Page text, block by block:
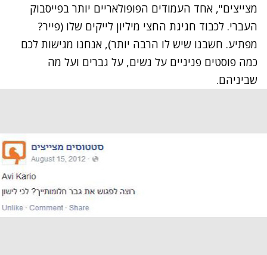
מצייצים", אחד העמודים הפופולאריים יותר בפייסבוק
העברי. לכבוד חגיגת החצי מיליון לייקים שלו (פייר?
מפתיע. חשבנו שיש לו הרבה יותר), אנחנו מגישות לכם
כמה פוסטים פניניים על נשים, על גברים ועל מה
שביניהם.